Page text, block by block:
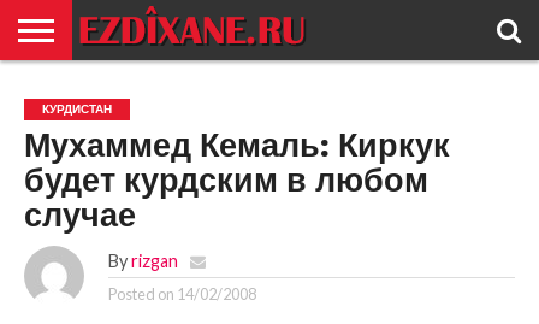
ЕЗИДИЗМ
НОВОСТИ
ИСТОРИЯ
КУЛЬТУРА
КОНТАКТ
КУРДИСТАН
Мухаммед Кемаль: Киркук
будет курдским в любом
случае
By rizgan
Posted on 14/02/2008